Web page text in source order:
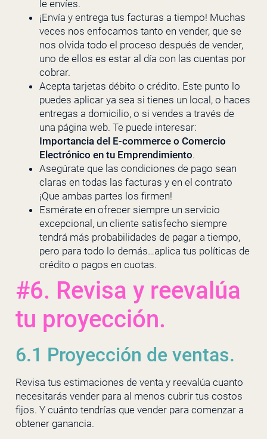
le envíes.
¡Envía y entrega tus facturas a tiempo! Muchas
veces nos enfocamos tanto en vender, que se
nos olvida todo el proceso después de vender,
uno de ellos es estar al día con las cuentas por
cobrar.
Acepta tarjetas débito o crédito. Este punto lo
puedes aplicar ya sea si tienes un local, o haces
entregas a domicilio, o si vendes a través de
una página web. Te puede interesar:
Importancia del E-commerce o Comercio
Electrónico en tu Emprendimiento.
Asegúrate que las condiciones de pago sean
claras en todas las facturas y en el contrato
¡Que ambas partes los firmen!
Esmérate en ofrecer siempre un servicio
excepcional, un cliente satisfecho siempre
tendrá más probabilidades de pagar a tiempo,
pero para todo lo demás…aplica tus políticas de
crédito o pagos en cuotas.
#6. Revisa y reevalúa
tu proyección.
6.1 Proyección de ventas.
Revisa tus estimaciones de venta y reevalúa cuanto
necesitarás vender para al menos cubrir tus costos
fijos. Y cuánto tendrías que vender para comenzar a
obtener ganancia.